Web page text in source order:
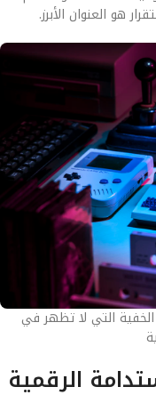
هو العنوان الأبرز.
التي لا تظهر في
الرقمية